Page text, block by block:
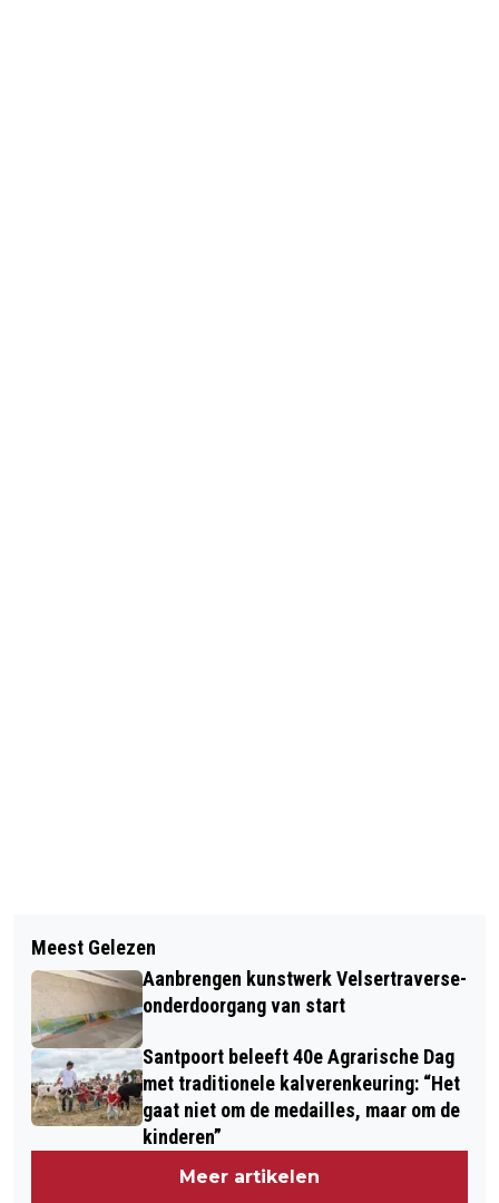
BEVERWIJKSE VARKENS SMULLEN
VAN JAPANSE DUIZENDKNOOP
KUUK EN TATA PLANTEN BOMEN BIJ
FORTA
Meest Gelezen
Aanbrengen kunstwerk Velsertraverse-
onderdoorgang van start
Santpoort beleeft 40e Agrarische Dag
met traditionele kalverenkeuring: “Het
gaat niet om de medailles, maar om de
kinderen”
Meer artikelen